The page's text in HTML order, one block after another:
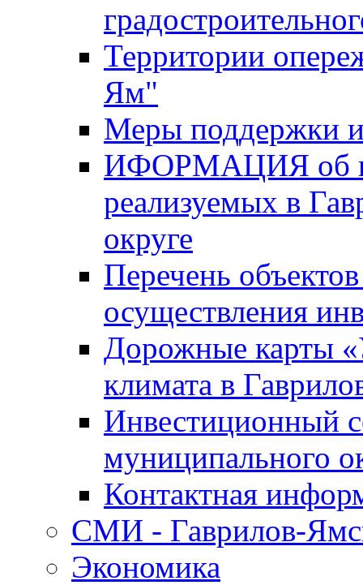
Территории
Ям"
Меры поддержки
ИФОРМАЦИЯ об
реализуемых в
округе
Перечень
осуществления
Дорожные карты
климата в
Инвестиционный
муниципального
Контактная
СМИ - Гаврилов-
Экономика